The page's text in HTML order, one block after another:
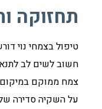
תחזוקה
טיפול בצמחי נוי
חשוב לשים לב
צמח ממוקם
על השקיה סדירה